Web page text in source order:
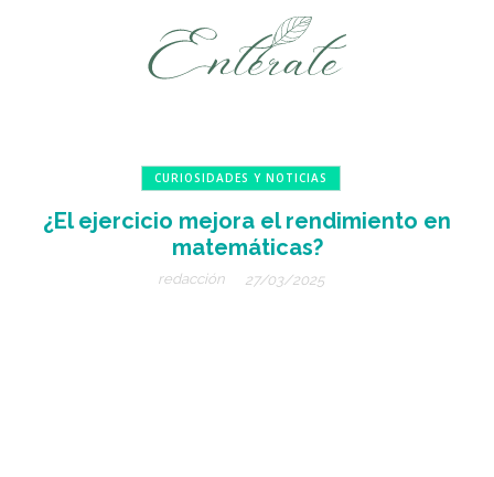
CURIOSIDADES Y NOTICIAS
¿El ejercicio mejora el rendimiento en
matemáticas?
redacción 27/03/2025